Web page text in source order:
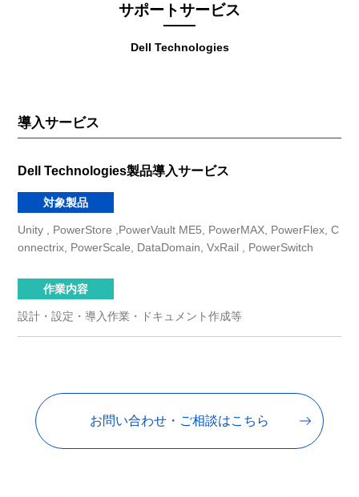
Dell Technologies
サポートサービス
導入サービス
Dell Technologies製品導入サービス
対象製品
Unity , PowerStore ,PowerVault ME5, PowerMAX, PowerFlex, C
onnectrix, PowerScale, DataDomain, VxRail , PowerSwitch
作業内容
設計・設定・導入作業・ドキュメント作成等
お問い合わせ・ご相談はこちら